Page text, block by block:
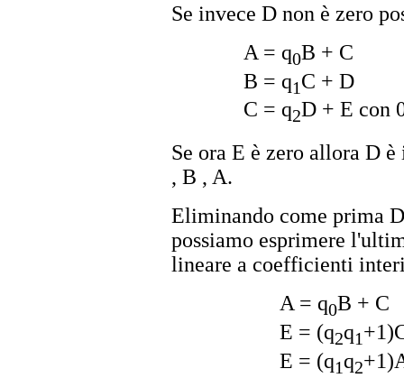
Se invece D non è zero
A = q0B + C
B = q1C + D
C = q2D + E con
Se ora E è zero allora D
, B , A.
Eliminando come prima
possiamo esprimere
lineare a coefficienti
A = q0B + C
E = (q2q1
E = (q1q2